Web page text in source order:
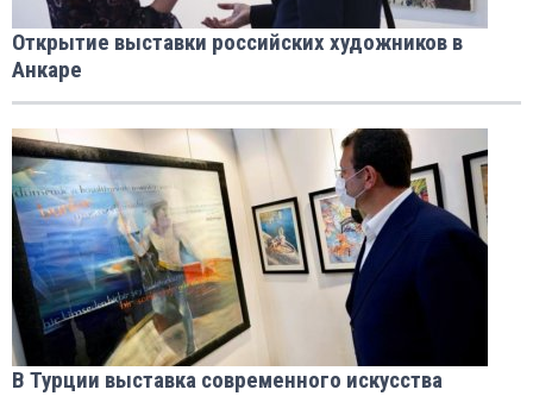
Открытие выставки российских художников в
Анкаре
В Турции выставка современного искусства